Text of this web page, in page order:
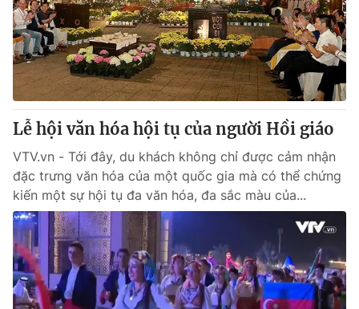
Lễ hội văn hóa hội tụ của người Hồi giáo
VTV.vn - Tới đây, du khách không chỉ được cảm nhận
đặc trưng văn hóa của một quốc gia mà có thể chứng
kiến một sự hội tụ đa văn hóa, đa sắc màu của...